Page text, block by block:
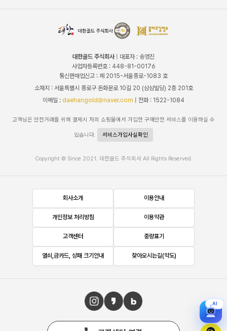
대한골드 주식회사| 대표자 : 송영진
사업자등록번호 : 448-81-00176
통신판매업신고 : 제 2015-서울종로-1083 호
소재지 : 서울특별시 종로구 돈화문로 10길 20 (삼삼빌딩) 2층 201호
이메일 : daehangold@naver.com | 전화 : 1522-1084
고객님은 안전거래를 위해 결제시 저희 쇼핑몰에서 가입한 구매안전 서비스를 이용하실 수
있습니다. 서비스가입사실확인
Copyright © Since 2021. 대한골드 주식회사 All Rights Reserved.
회사소개 이용안내
개인정보 처리방침 이용약관
고객센터 중량표기
열쇠,금카드, 상패 크기안내 찾아오시는길(약도)
AI